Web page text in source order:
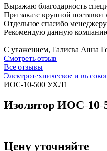
Выражаю благодарность
При заказе крупной поставки
Отдельное спасибо
Рекомендую данную
С уважением, Галиева Анна
Смотреть отзыв
Все отзывы
Электротехническое и
ИОС-10-500 УХЛ1
Изолятор ИОС-
Цену уточняйте